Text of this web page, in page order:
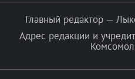
Главный редактор —
Адрес редакции и